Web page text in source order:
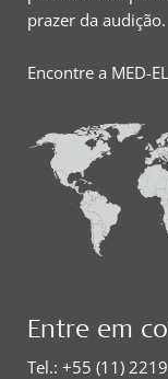
prazer da audição.
Encontre a MED-
Entre em
Tel.: +55 (11)